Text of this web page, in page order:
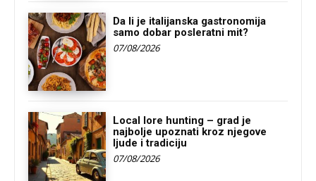
Da li je italijanska gastronomija
samo dobar posleratni mit?
07/08/2026
Local lore hunting – grad je
najbolje upoznati kroz njegove
ljude i tradiciju
07/08/2026